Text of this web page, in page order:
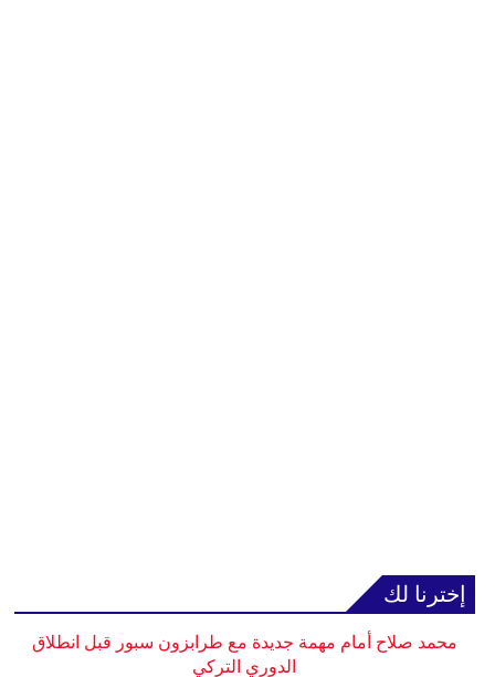
إخترنا لك
محمد صلاح أمام مهمة جديدة مع طرابزون سبور قبل انطلاق
الدوري التركي